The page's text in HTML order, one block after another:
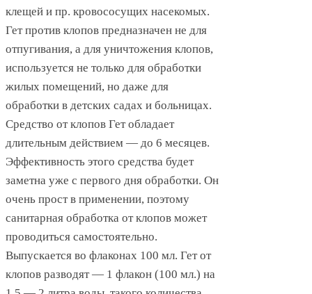
клещей и пр. кровососущих насекомых.
Гет против клопов предназначен не для
отпугивания, а для уничтожения клопов,
используется не только для обработки
жилых помещений, но даже для
обработки в детских садах и больницах.
Средство от клопов Гет обладает
длительным действием — до 6 месяцев.
Эффективность этого средства будет
заметна уже с первого дня обработки. Он
очень прост в применении, поэтому
санитарная обработка от клопов может
проводиться самостоятельно.
Выпускается во флаконах 100 мл. Гет от
клопов разводят — 1 флакон (100 мл.) на